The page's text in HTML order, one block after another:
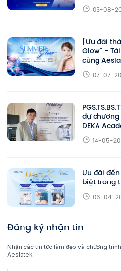
03-08-
[Ưu đãi
Glow" -
cùng
07-07-
dự
DEKA
14-05-
Ưu đãi
biệt trong
06-04-
Đăng ký nhận tin
Nhận các tin tức làm đẹp và chương
Aeslatek